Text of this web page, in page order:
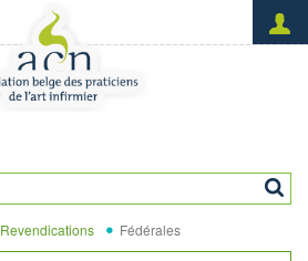
de passe
Revendications Fédérales